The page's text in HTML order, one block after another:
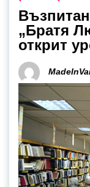
„Братя
открит